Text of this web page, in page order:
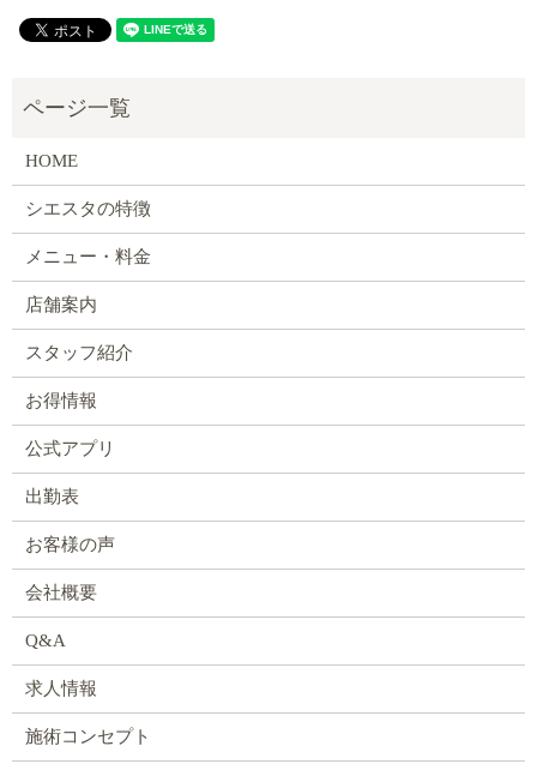
HOME
シエスタの特徴
メニュー・料金
店舗案内
スタッフ紹介
お得情報
公式アプリ
出勤表
お客様の声
会社概要
Q&A
求人情報
施術コンセプト